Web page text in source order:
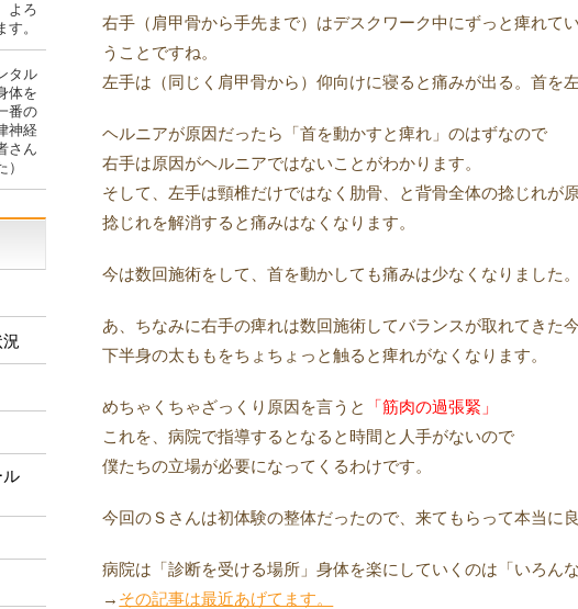
右手（肩甲骨から手先まで）はデスクワーク中にずっと痺れて
うことですね。
左手は（同じく肩甲骨から）仰向けに寝ると痛みが出る。首を
ヘルニアが原因だったら「首を動かすと痺れ」のはずなので
右手は原因がヘルニアではないことがわかります。
そして、左手は頸椎だけではなく肋骨、と背骨全体の捻じれが
捻じれを解消すると痛みはなくなります。
今は数回施術をして、首を動かしても痛みは少なくなりました
あ、ちなみに右手の痺れは数回施術してバランスが取れてきた
下半身の太ももをちょちょっと触ると痺れがなくなります。
めちゃくちゃざっくり原因を言うと
「筋肉の過張緊」
これを、病院で指導するとなると時間と人手がないので
僕たちの立場が必要になってくるわけです。
今回のＳさんは初体験の整体だったので、来てもらって本当に
病院は「診断を受ける場所」身体を楽にしていくのは「いろん
→ その記事は最近あげてます。
よろ
す。
タル
体を
番の
神経
さん
ル